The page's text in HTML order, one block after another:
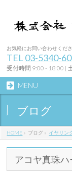
お気軽にお問い合わせくだ
TEL 03-5340-
受付時間 9:00 - 18:00 [
MENU
ブログ
HOME » ブログ » イヤリン
アコヤ真珠